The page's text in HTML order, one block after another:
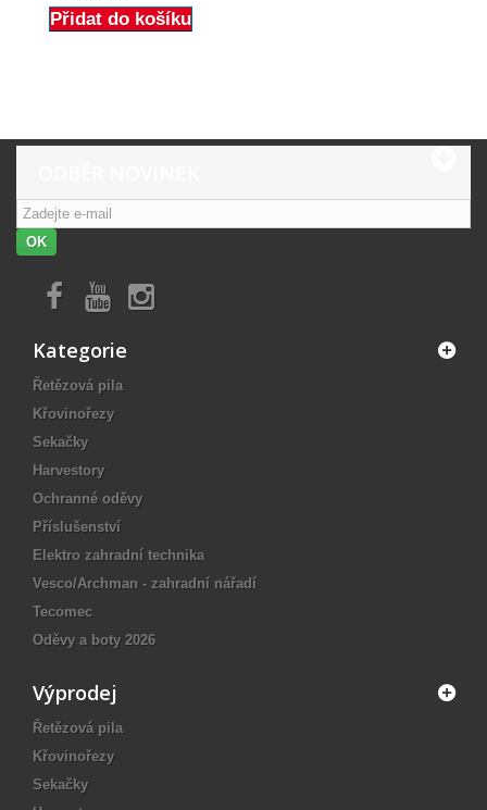
Přidat do košíku
OK
Kategorie
Řetězová pila
Křovinořezy
Sekačky
Harvestory
Ochranné oděvy
Příslušenství
Elektro zahradní technika
Vesco/Archman - zahradní nářadí
Tecomec
Oděvy a boty 2026
Výprodej
Řetězová pila
Křovinořezy
Sekačky